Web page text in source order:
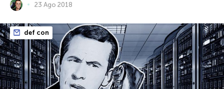
23 Ago 2018
def con